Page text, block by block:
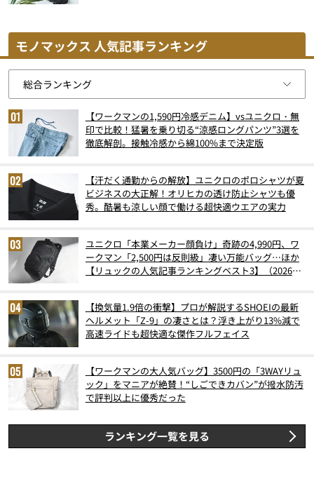
モノマックス 人気記事ランキング
【ワークマンの1,590円冷感デニム】vsユニクロ・無
印で比較！猛暑を乗り切る“涼感ロングパンツ”3選を
徹底解剖。接触冷感から綿100%まで決定版
【汗だく通勤からの解放】ユニクロのポロシャツが夏
ビジネスの大正解！オリヒカの透け防止シャツも優
秀。酷暑も涼しい顔で働ける超快適ウエアの実力
ユニクロ「本業メーカー顔負け」奇跡の4,990円、ワ
ークマン「2,500円は反則級」凄い万能バッグ…ほか
【リュックの人気記事ランキングベスト3】（2026年
【換気量1.9倍の衝撃】プロが解説するSHOEIの最新
ヘルメット「Z-9」の凄さとは？浮き上がり13%減で
高速ライドも超快適な傑作フルフェイス
【ワークマンの大人気バッグ】3500円の「3WAYリュ
ック」をマニアが絶賛！“しごできカバン”が撥水防汚
で評判以上に優秀だった
ランキング一覧を見る